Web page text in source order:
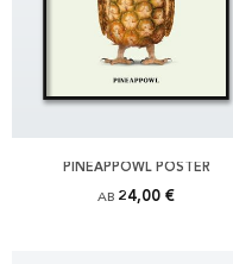
PINEAPPOWL POSTER
AB 24,00 €